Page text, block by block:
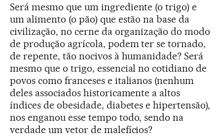
Será mesmo que um ingrediente (o trigo) e
um alimento (o pão) que estão na base da
civilização, no cerne da organização do modo
de produção agrícola, podem ter se tornado,
de repente, tão nocivos à humanidade? Será
mesmo que o trigo, essencial no cotidiano de
povos como franceses e italianos (nenhum
deles associados historicamente a altos
índices de obesidade, diabetes e hipertensão),
nos enganou esse tempo todo, sendo na
verdade um vetor de malefícios?